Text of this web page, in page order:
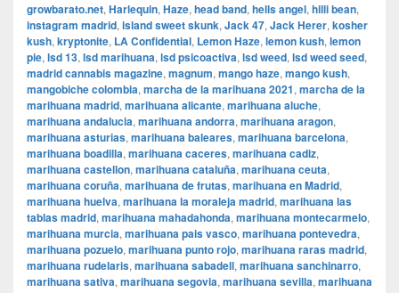
growbarato.net, Harlequin, Haze, head band, hells angel, hilli bean,
instagram madrid, island sweet skunk, Jack 47, Jack Herer, kosher
kush, kryptonite, LA Confidential, Lemon Haze, lemon kush, lemon
pie, lsd 13, lsd marihuana, lsd psicoactiva, lsd weed, lsd weed seed,
madrid cannabis magazine, magnum, mango haze, mango kush,
mangobiche colombia, marcha de la marihuana 2021, marcha de la
marihuana madrid, marihuana alicante, marihuana aluche,
marihuana andalucia, marihuana andorra, marihuana aragon,
marihuana asturias, marihuana baleares, marihuana barcelona,
marihuana boadilla, marihuana caceres, marihuana cadiz,
marihuana castellon, marihuana cataluña, marihuana ceuta,
marihuana coruña, marihuana de frutas, marihuana en Madrid,
marihuana huelva, marihuana la moraleja madrid, marihuana las
tablas madrid, marihuana mahadahonda, marihuana montecarmelo,
marihuana murcia, marihuana pais vasco, marihuana pontevedra,
marihuana pozuelo, marihuana punto rojo, marihuana raras madrid,
marihuana rudelaris, marihuana sabadell, marihuana sanchinarro,
marihuana sativa, marihuana segovia, marihuana sevilla, marihuana